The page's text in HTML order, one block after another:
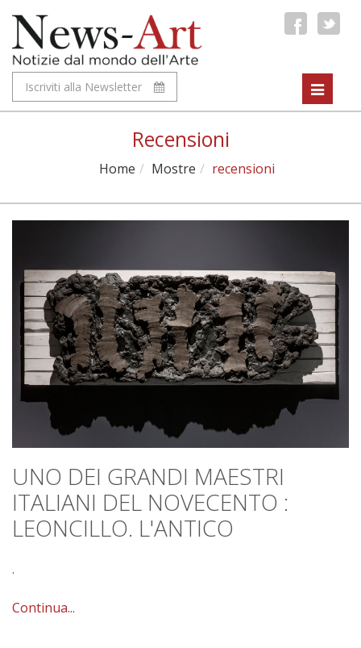
Iscriviti alla Newsletter
Toggle
Recensioni
Home Mostre recensioni
UNO DEI GRANDI MAESTRI
ITALIANI DEL NOVECENTO :
LEONCILLO. L'ANTICO
.
Continua...